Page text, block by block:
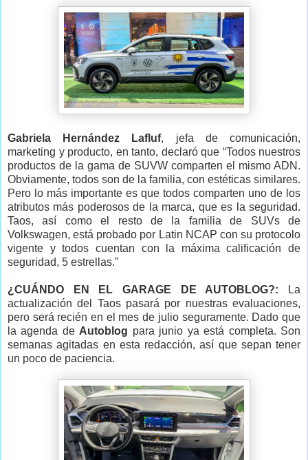
Gabriela Hernández Lafluf, jefa de comunicación,
marketing y producto, en tanto, declaró que “Todos nuestros
productos de la gama de SUVW comparten el mismo ADN.
Obviamente, todos son de la familia, con estéticas similares.
Pero lo más importante es que todos comparten uno de los
atributos más poderosos de la marca, que es la seguridad.
Taos, así como el resto de la familia de SUVs de
Volkswagen, está probado por Latin NCAP con su protocolo
vigente y todos cuentan con la máxima calificación de
seguridad, 5 estrellas.”
¿CUÁNDO EN EL GARAGE DE AUTOBLOG?:
La
actualización del Taos pasará por nuestras evaluaciones,
pero será recién en el mes de julio seguramente. Dado que
la agenda de Autoblog para junio ya está completa. Son
semanas agitadas en esta redacción, así que sepan tener
un poco de paciencia.